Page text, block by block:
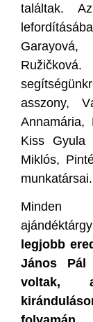
találtak.
asszony,
Annamária,
Kiss Gyula
Miklós,
Minden
legjobb
János Pál
voltak,